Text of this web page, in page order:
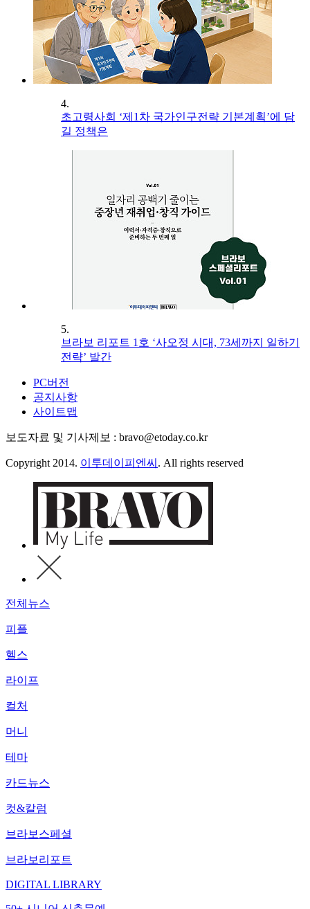
4.
초고령사회 ‘제1차 국가인구전략 기본계획’에 담
길 정책은
5.
브라보 리포트 1호 ‘사오정 시대, 73세까지 일하기
전략’ 발간
PC버전
공지사항
사이트맵
보도자료 및 기사제보 : bravo@etoday.co.kr
Copyright 2014. 이투데이피엔씨 . All rights reserved
전체뉴스
피플
헬스
라이프
컬처
머니
테마
카드뉴스
컷&칼럼
브라보스페셜
브라보리포트
DIGITAL LIBRARY